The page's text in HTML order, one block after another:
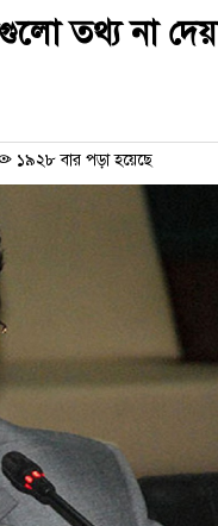
তথ্য না
১৯২৮ বার পড়া হয়েছে